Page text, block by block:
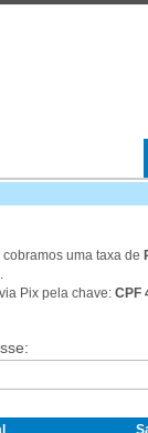
uma taxa de
Pix pela chave: CPF